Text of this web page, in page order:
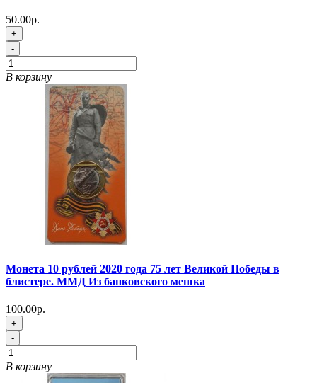
50.00р.
+
-
В корзину
Монета 10 рублей 2020 года 75 лет Великой Победы в
блистере. ММД Из банковского мешка
100.00р.
+
-
В корзину